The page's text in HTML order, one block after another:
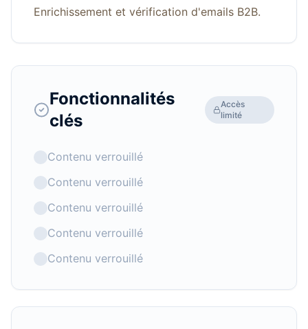
Enrichissement et vérification d'emails B2B.
Fonctionnalités
clés
Accès
limité
Contenu verrouillé
Contenu verrouillé
Contenu verrouillé
Contenu verrouillé
Contenu verrouillé